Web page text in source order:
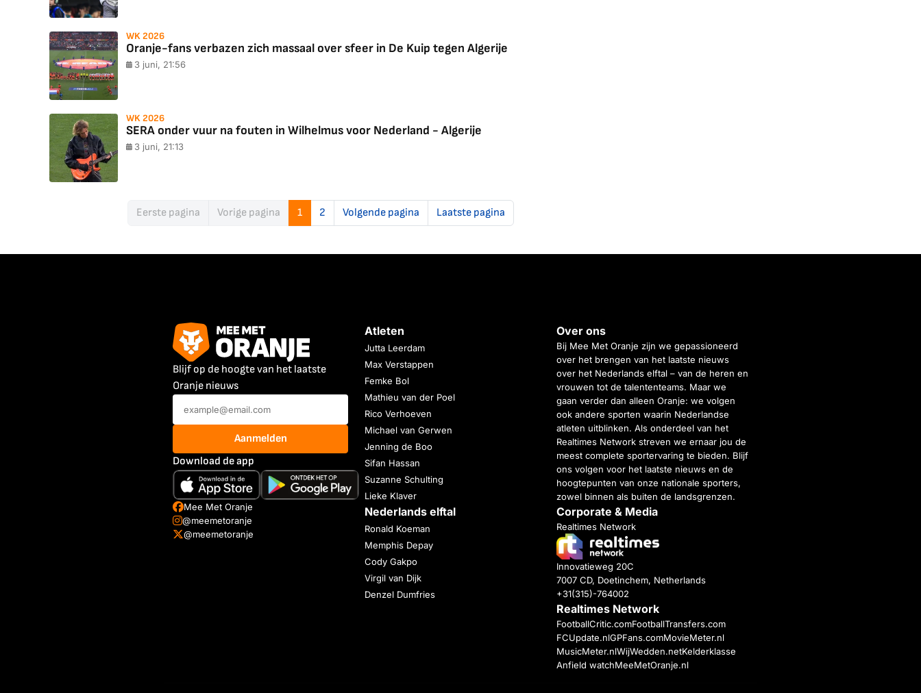
WK 2026
Oranje-fans verbazen zich massaal over sfeer in De Kuip tegen Algerije
3 juni, 21:56
WK 2026
SERA onder vuur na fouten in Wilhelmus voor Nederland - Algerije
3 juni, 21:13
Eerste pagina Vorige pagina 1 2 Volgende pagina Laatste pagina
Blijf op de hoogte van het laatste
Oranje nieuws
Aanmelden
Download de app
Mee Met Oranje
@meemetoranje
@meemetoranje
Atleten
Jutta Leerdam
Max Verstappen
Femke Bol
Mathieu van der Poel
Rico Verhoeven
Michael van Gerwen
Jenning de Boo
Sifan Hassan
Suzanne Schulting
Lieke Klaver
Nederlands elftal
Ronald Koeman
Memphis Depay
Cody Gakpo
Virgil van Dijk
Denzel Dumfries
Over ons
Bij Mee Met Oranje zijn we gepassioneerd
over het brengen van het laatste nieuws
over het Nederlands elftal – van de heren en
vrouwen tot de talententeams. Maar we
gaan verder dan alleen Oranje: we volgen
ook andere sporten waarin Nederlandse
atleten uitblinken. Als onderdeel van het
Realtimes Network streven we ernaar jou de
meest complete sportervaring te bieden. Blijf
ons volgen voor het laatste nieuws en de
hoogtepunten van onze nationale sporters,
zowel binnen als buiten de landsgrenzen.
Corporate & Media
Realtimes Network
Innovatieweg 20C
7007 CD, Doetinchem, Netherlands
+31(315)-764002
Realtimes Network
FootballCritic.comFootballTransfers.com
FCUpdate.nlGPFans.comMovieMeter.nl
MusicMeter.nlWijWedden.netKelderklasse
Anfield watchMeeMetOranje.nl